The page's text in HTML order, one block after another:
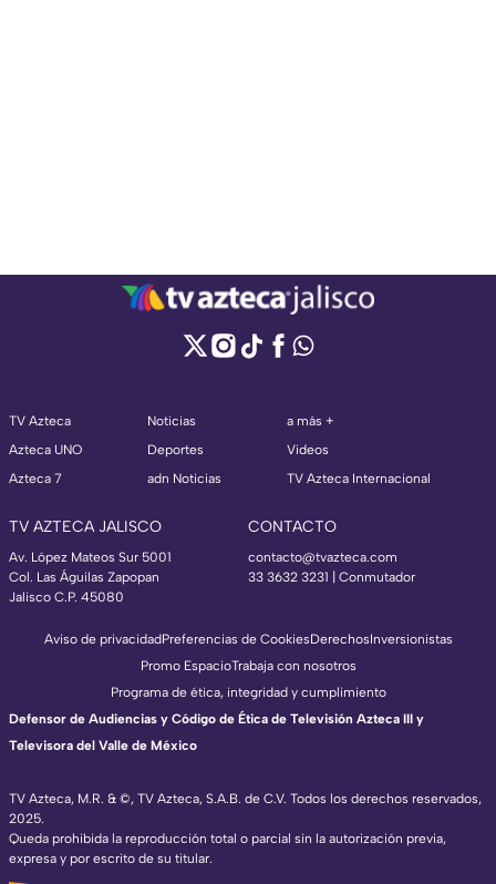
TV Azteca
Azteca UNO
Azteca 7
Noticias
Deportes
adn Noticias
a más +
Videos
TV Azteca Internacional
TV AZTECA JALISCO
Av. López Mateos Sur 5001
Col. Las Águilas Zapopan
Jalisco C.P. 45080
CONTACTO
contacto@tvazteca.com
33 3632 3231 | Conmutador
TV Azteca, M.R. & ©, TV Azteca, S.A.B. de C.V. Todos los derechos reservados,
2025.
Queda prohibida la reproducción total o parcial sin la autorización previa,
expresa y por escrito de su titular.
Aviso de privacidadPreferencias de CookiesDerechosInversionistas
Promo EspacioTrabaja con nosotros
Programa de ética, integridad y cumplimiento
Defensor de Audiencias y Código de Ética de Televisión Azteca III y
Televisora del Valle de México